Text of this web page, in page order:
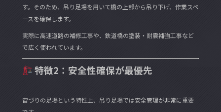
す。そのため、吊り足場を用いて橋の上部から吊り下げ、作業スペ
ースを確保します。
実際に高速道路の補修工事や、鉄道橋の塗装・耐震補強工事など
で広く使われています。
特徴2：安全性確保が最優先
宙づりの足場という特性上、吊り足場では安全管理が非常に重要